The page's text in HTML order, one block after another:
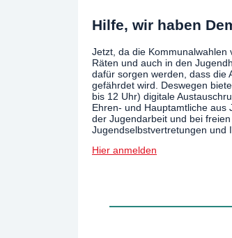
Hilfe, wir haben
Jetzt, da die Kommunalwahlen
Räten und auch in den
dafür sorgen werden, dass die
gefährdet wird. Deswegen
bis 12 Uhr) digitale
Ehren- und Hauptamtliche aus
der Jugendarbeit und bei
Jugendselbstvertretungen und
Hier anmelden